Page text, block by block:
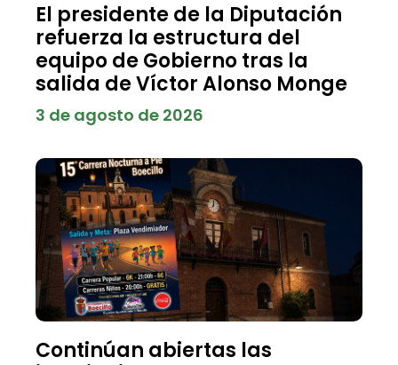
El presidente de la Diputación
refuerza la estructura del
equipo de Gobierno tras la
salida de Víctor Alonso Monge
3 de agosto de 2026
Continúan abiertas las